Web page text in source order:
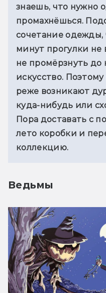
знаешь, что нужно
промахнёшься.
сочетание одежды,
минут прогулки
не промёрзнуть до
искусство.
реже возникают
куда-нибудь или
Пора доставать с
лето коробки и
коллекцию.
Ведьмы